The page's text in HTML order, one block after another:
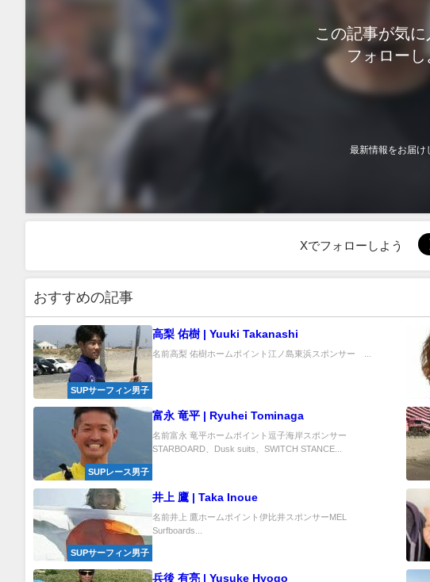
この記事が気に
フォローし
最新情報をお届け
Xでフォローしよう
おすすめの記事
SUPサーフィン男子
高梨 佑樹 | Yuuki Takanashi
名前高梨 佑樹ホームポイント江ノ島東浜スポンサー ...
SUPレース男子
富永 竜平 | Ryuhei Tominaga
名前富永 竜平ホームポイント逗子海岸スポンサー
STARBOARD、Dusk suits、SWITCH STANCE...
SUPサーフィン男子
井上 鷹 | Taka Inoue
名前井上 鷹ホームポイント伊比井スポンサーMEL
Surfboards...
兵後 有亮 | Yusuke Hyogo